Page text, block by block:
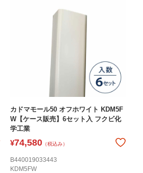
カドマモール50 オフホワイト KDM5F
W【ケース販売】6セット入 フクビ化
学工業
¥74,580 （税込み）
B440019033443
KDM5FW